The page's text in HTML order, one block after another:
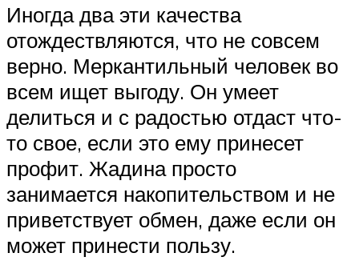
Иногда два эти качества
отождествляются, что не совсем
верно. Меркантильный человек во
всем ищет выгоду. Он умеет
делиться и с радостью отдаст что-
то свое, если это ему принесет
профит. Жадина просто
занимается накопительством и не
приветствует обмен, даже если он
может принести пользу.